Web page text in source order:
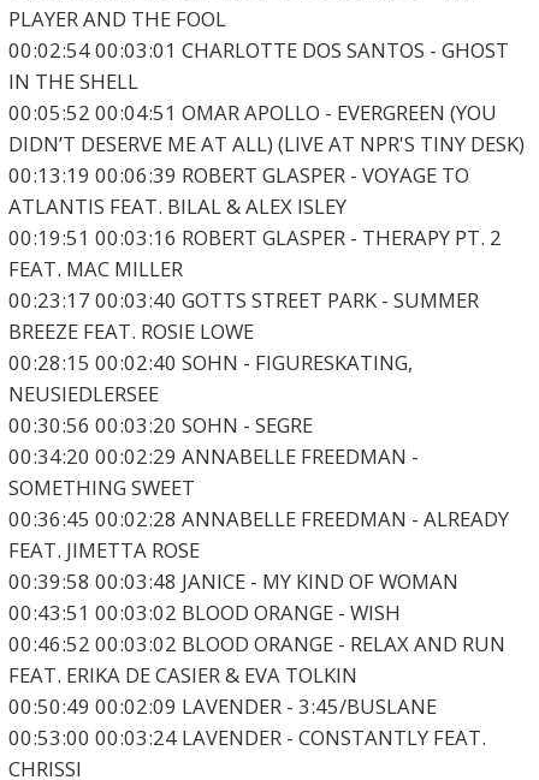
PLAYER AND THE FOOL
00:02:54 00:03:01 CHARLOTTE DOS SANTOS - GHOST
IN THE SHELL
00:05:52 00:04:51 OMAR APOLLO - EVERGREEN (YOU
DIDN’T DESERVE ME AT ALL) (LIVE AT NPR'S TINY DESK)
00:13:19 00:06:39 ROBERT GLASPER - VOYAGE TO
ATLANTIS FEAT. BILAL & ALEX ISLEY
00:19:51 00:03:16 ROBERT GLASPER - THERAPY PT. 2
FEAT. MAC MILLER
00:23:17 00:03:40 GOTTS STREET PARK - SUMMER
BREEZE FEAT. ROSIE LOWE
00:28:15 00:02:40 SOHN - FIGURESKATING,
NEUSIEDLERSEE
00:30:56 00:03:20 SOHN - SEGRE
00:34:20 00:02:29 ANNABELLE FREEDMAN -
SOMETHING SWEET
00:36:45 00:02:28 ANNABELLE FREEDMAN - ALREADY
FEAT. JIMETTA ROSE
00:39:58 00:03:48 JANICE - MY KIND OF WOMAN
00:43:51 00:03:02 BLOOD ORANGE - WISH
00:46:52 00:03:02 BLOOD ORANGE - RELAX AND RUN
FEAT. ERIKA DE CASIER & EVA TOLKIN
00:50:49 00:02:09 LAVENDER - 3:45/BUSLANE
00:53:00 00:03:24 LAVENDER - CONSTANTLY FEAT.
CHRISSI